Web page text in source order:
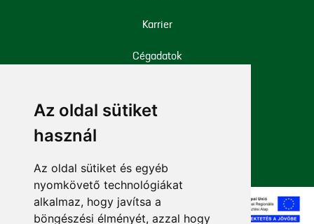
Az oldal sütiket
használ
Az oldal sütiket és egyéb
nyomkövető technológiákat
alkalmaz, hogy javítsa a
böngészési élményét, azzal hogy
Karrier
Cégadatok
Mellékhatás bejelentése